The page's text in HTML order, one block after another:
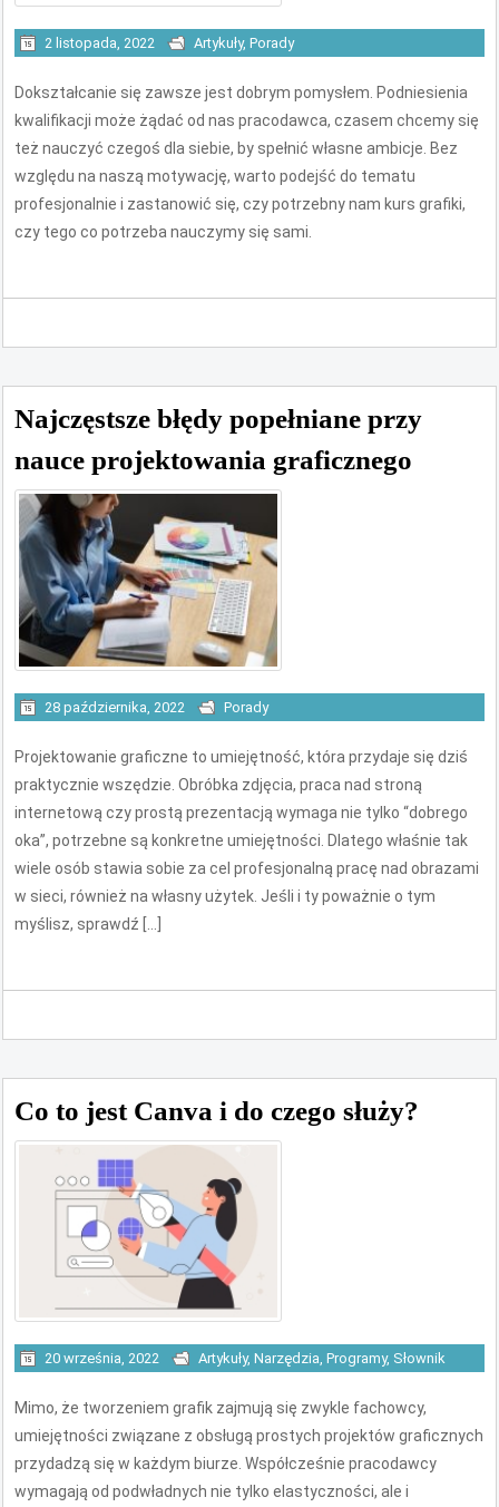
2 listopada, 2022 Artykuły,Porady
Dokształcanie się zawsze jest dobrym pomysłem. Podniesienia
kwalifikacji może żądać od nas pracodawca, czasem chcemy się
też nauczyć czegoś dla siebie, by spełnić własne ambicje. Bez
względu na naszą motywację, warto podejść do tematu
profesjonalnie i zastanowić się, czy potrzebny nam kurs grafiki,
czy tego co potrzeba nauczymy się sami.
Najczęstsze błędy popełniane przy
nauce projektowania graficznego
28 października, 2022 Porady
Projektowanie graficzne to umiejętność, która przydaje się dziś
praktycznie wszędzie. Obróbka zdjęcia, praca nad stroną
internetową czy prostą prezentacją wymaga nie tylko “dobrego
oka”, potrzebne są konkretne umiejętności. Dlatego właśnie tak
wiele osób stawia sobie za cel profesjonalną pracę nad obrazami
w sieci, również na własny użytek. Jeśli i ty poważnie o tym
myślisz, sprawdź […]
Co to jest Canva i do czego służy?
20 września, 2022 Artykuły,Narzędzia,Programy, Słownik
Mimo, że tworzeniem grafik zajmują się zwykle fachowcy,
umiejętności związane z obsługą prostych projektów graficznych
przydadzą się w każdym biurze. Współcześnie pracodawcy
wymagają od podwładnych nie tylko elastyczności, ale i